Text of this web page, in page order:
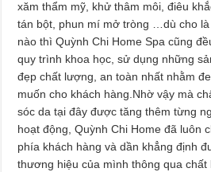
xăm thẩm mỹ, khử thâm môi, điêu
tán bột, phun mí mở tròng …dù cho là
nào thì Quỳnh Chi Home Spa cũng
quy trình khoa học, sử dụng những
đẹp chất lượng, an toàn nhất nhằm
muốn cho khách hàng.Nhờ vậy mà
sóc da tại đây được tăng thêm từng
hoạt động, Quỳnh Chi Home đã luôn
phía khách hàng và dần khẳng định
thương hiệu của mình thông qua